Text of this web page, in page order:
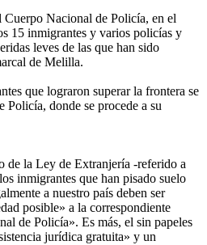
Nacional de Policía, en el
15 inmigrantes y varios policías y
leves de las que han sido
de Melilla.
que lograron superar la frontera se
Policía, donde se procede a su
de la Ley de Extranjería -referido a
inmigrantes que han pisado suelo
a nuestro país deben ser
posible» a la correspondiente
de Policía». Es más, el sin papeles
jurídica gratuita» y un